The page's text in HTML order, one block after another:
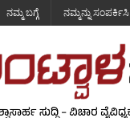
ನಮ್ಮ ಬಗ್ಗೆ ನಮ್ಮನ್ನು ಸಂಪರ್ಕಿಸಿ